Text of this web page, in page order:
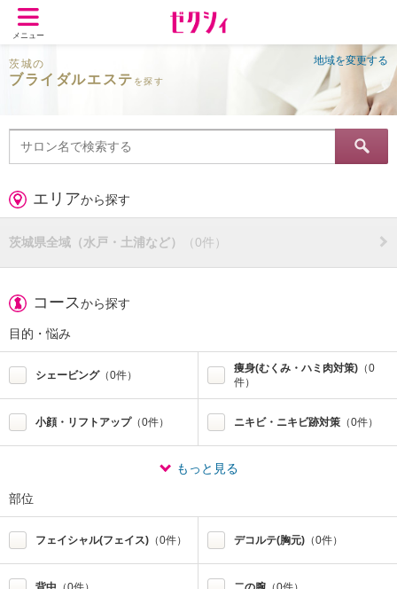
メニュー
茨城の
ブライダルエステ を探す
地域を変更する
エリアから探す
茨城県全域（水戸・土浦など） （0件）
コースから探す
目的・悩み
シェービング（0件）
痩身(むくみ・ハミ肉対策) （0
件）
小顔・リフトアップ（0件） ニキビ・ニキビ跡対策 （0件）
もっと見る
部位
フェイシャル(フェイス) （0件） デコルテ(胸元) （0件）